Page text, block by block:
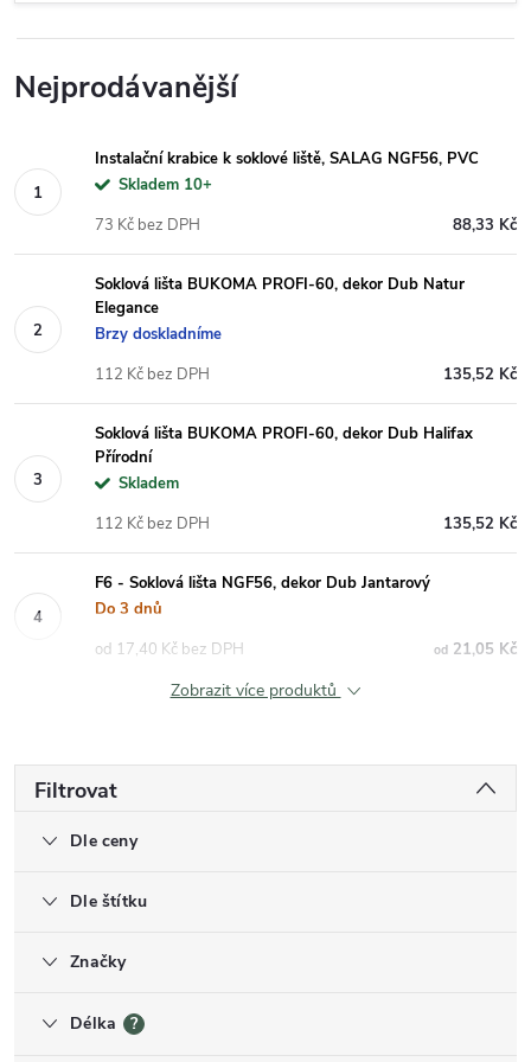
Nejprodávanější
Instalační krabice k soklové liště, SALAG NGF56, PVC
Skladem 10+
88,33 Kč
73 Kč bez DPH
Soklová lišta BUKOMA PROFI-60, dekor Dub Natur
Elegance
Brzy doskladníme
135,52 Kč
112 Kč bez DPH
Soklová lišta BUKOMA PROFI-60, dekor Dub Halifax
Přírodní
Skladem
135,52 Kč
112 Kč bez DPH
F6 - Soklová lišta NGF56, dekor Dub Jantarový
Do 3 dnů
od21,05 Kč
od 17,40 Kč bez DPH
Zobrazit více produktů
Filtrovat
Dle ceny
Dle štítku
Značky
Délka ?